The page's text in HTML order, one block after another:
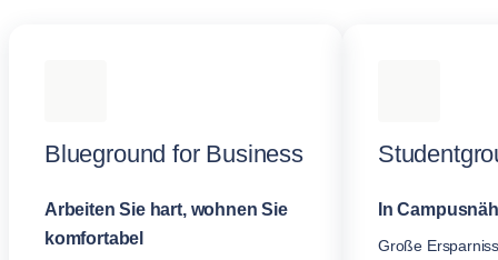
Blueground for Business
Arbeiten Sie hart, wohnen Sie
komfortabel
In
Große